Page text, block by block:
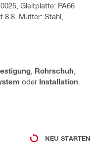
Gleitplatte: PA66
8.8, Mutter: Stahl,
Rohrschuh
oder Installation
NEU STARTEN